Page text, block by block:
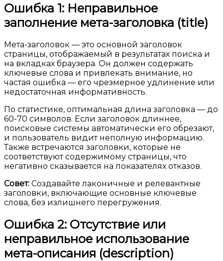
Ошибка 1: Неправильное
заполнение мета-заголовка (title)
Мета-заголовок — это основной заголовок
страницы, отображаемый в результатах поиска и
на вкладках браузера. Он должен содержать
ключевые слова и привлекать внимание, но
частая ошибка — его чрезмерное удлинение или
недостаточная информативность.
По статистике, оптимальная длина заголовка — до
60-70 символов. Если заголовок длиннее,
поисковые системы автоматически его обрезают,
и пользователь видит неполную информацию.
Также встречаются заголовки, которые не
соответствуют содержимому страницы, что
негативно сказывается на показателях отказов.
Совет: Создавайте лаконичные и релевантные
заголовки, включающие основные ключевые
слова, без излишнего перегружения.
Ошибка 2: Отсутствие или
неправильное использование
мета-описания (description)